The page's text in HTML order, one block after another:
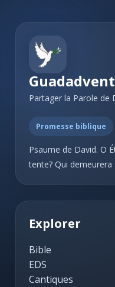
Partager la Parole de
Promesse biblique
Psaume de David. O
tente? Qui
Explorer
Bible
EDS
Cantiques